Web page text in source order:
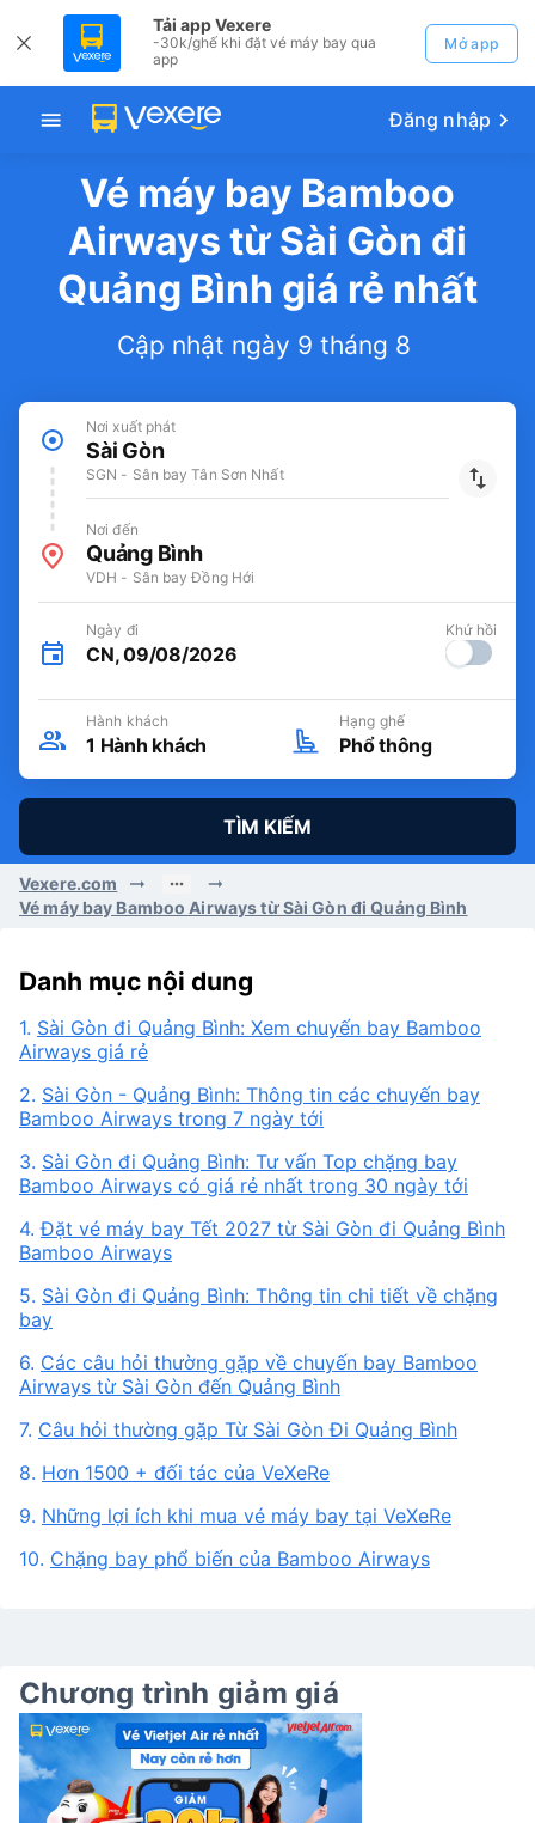
Tải app Vexere
-30k/ghế khi đặt vé máy bay qua
app
Mở app
Đăng nhập
Vé máy bay Bamboo
Airways từ Sài Gòn đi
Quảng Bình giá rẻ nhất
Cập nhật ngày 9 tháng 8
Nơi xuất phát
Sài Gòn
SGN - Sân bay Tân Sơn Nhất
Nơi đến
Quảng Bình
VDH - Sân bay Đồng Hới
Ngày đi
CN, 09/08/2026
Khứ hồi
Hành khách
1 Hành khách
Hạng ghế
Phổ thông
TÌM KIẾM
Vexere.com
Vé máy bay Bamboo Airways từ Sài Gòn đi Quảng Bình
Danh mục nội dung
1. Sài Gòn đi Quảng Bình: Xem chuyến bay Bamboo
Airways giá rẻ
2. Sài Gòn - Quảng Bình: Thông tin các chuyến bay
Bamboo Airways trong 7 ngày tới
3. Sài Gòn đi Quảng Bình: Tư vấn Top chặng bay
Bamboo Airways có giá rẻ nhất trong 30 ngày tới
4.Đặt vé máy bay Tết 2027 từ Sài Gòn đi Quảng Bình
Bamboo Airways
5. Sài Gòn đi Quảng Bình: Thông tin chi tiết về chặng
bay
6. Các câu hỏi thường gặp về chuyến bay Bamboo
Airways từ Sài Gòn đến Quảng Bình
7. Câu hỏi thường gặp Từ Sài Gòn Đi Quảng Bình
8. Hơn 1500 + đối tác của VeXeRe
9. Những lợi ích khi mua vé máy bay tại VeXeRe
10. Chặng bay phổ biến của Bamboo Airways
Chương trình giảm giá